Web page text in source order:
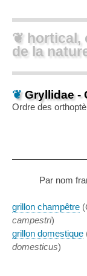
❦ hortical,
de la
❦Gryllidae -
Ordre des
Par nom
grillon champêtre (
campestri)
grillon domestique
domesticus)